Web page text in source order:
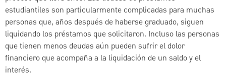
estudiantiles son particularmente complicadas para muchas
personas que, años después de haberse graduado, siguen
liquidando los préstamos que solicitaron. Incluso las personas
que tienen menos deudas aún pueden sufrir el dolor
financiero que acompaña a la liquidación de un saldo y el
interés.